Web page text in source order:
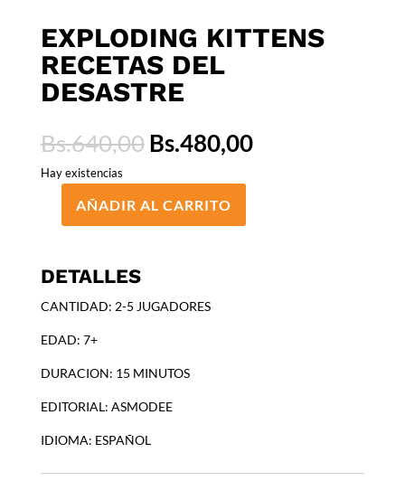
EXPLODING KITTENS
RECETAS DEL
DESASTRE
Bs.640,00El
original
era:
Bs.640,00.
Bs.480,00El
Hay existencias
EXPLODING
DEL
AÑADIR AL CARRITO
DETALLES
CANTIDAD: 2-5 JUGADORES
EDAD: 7+
DURACION: 15 MINUTOS
EDITORIAL: ASMODEE
IDIOMA: ESPAÑOL